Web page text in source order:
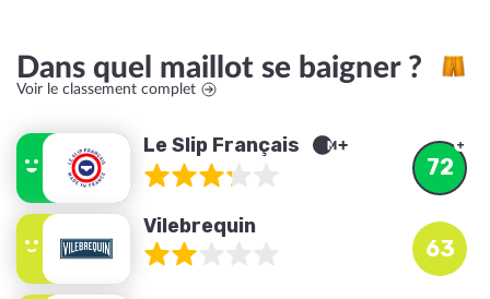
Dans quel maillot se baigner ?
Voir le classement complet
Le Slip Français
72
Vilebrequin
63